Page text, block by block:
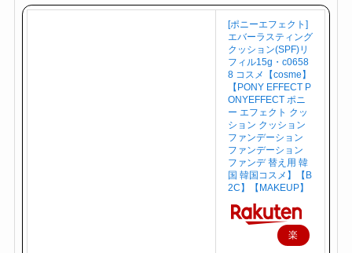
[ポニーエフェクト]
エバーラスティング
クッション(SPF)リ
フィル15g・c0658
8 コスメ【cosme】
【PONY EFFECT P
ONYEFFECT ポニ
ー エフェクト クッ
ション クッション
ファンデーション
ファンデーション
ファンデ 替え用 韓
国 韓国コスメ】【B
2C】【MAKEUP】
楽